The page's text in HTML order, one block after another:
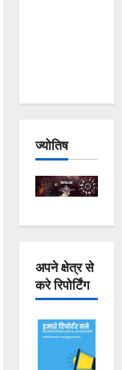
ज्योतिष
अपने क्षेत्र से
करे रिपोर्टिंग